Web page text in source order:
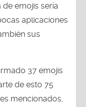
emojis sería
aplicaciones
sus
37 emojis
de esto 75
mencionados,